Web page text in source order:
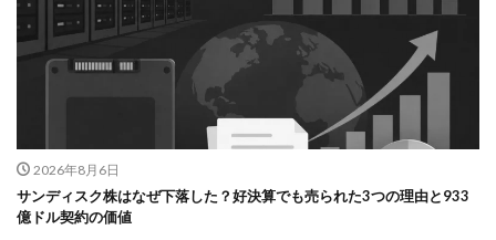
2026年8月6日
サンディスク株はなぜ下落した？好決算でも売られた3つの理由と933
億ドル契約の価値